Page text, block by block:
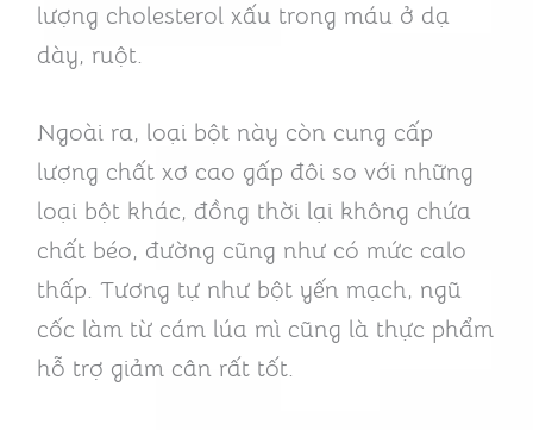
lượng cholesterol xấu trong máu ở dạ
dày, ruột.
Ngoài ra, loại bột này còn cung cấp
lượng chất xơ cao gấp đôi so với những
loại bột khác, đồng thời lại không chứa
chất béo, đường cũng như có mức calo
thấp. Tương tự như bột yến mạch, ngũ
cốc làm từ cám lúa mì cũng là thực phẩm
hỗ trợ giảm cân rất tốt.